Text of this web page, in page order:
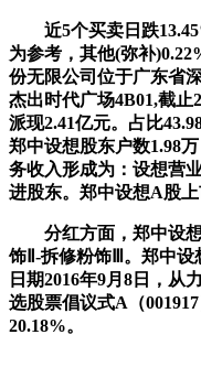
近5个买卖日跌
为参考，其他(弥补
份无限公司位于广东省
杰出时代广场4B01,截止
派现2.41亿元。占比
郑中设想股东户数1.98
务收入形成为：设想营
进股东。郑中设想A股上
分红方面，郑中设想
饰Ⅱ-拆修粉饰Ⅲ。郑中
日期2016年9月8日，从
选股票倡议式A（
20.18%。